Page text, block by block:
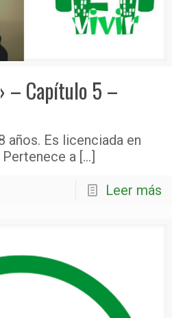
– Capítulo 5 –
años. Es licenciada en
a […]
Leer más